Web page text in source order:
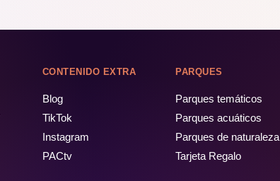
CONTENIDO EXTRA
Blog
TikTok
Instagram
PACtv
PARQUES
Parques temáticos
Parques acuáticos
Parques de naturaleza
Tarjeta Regalo